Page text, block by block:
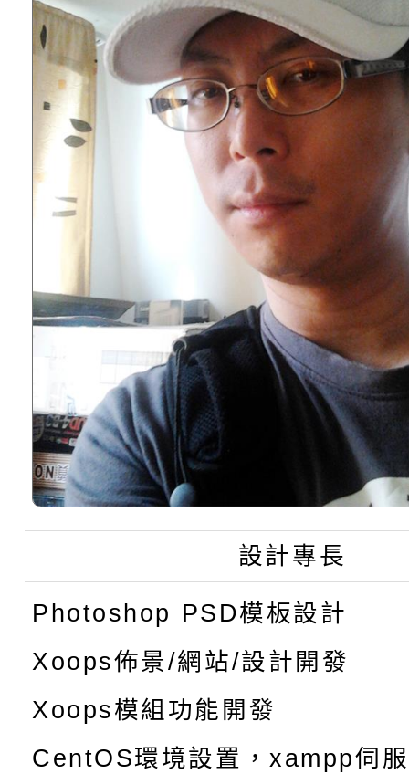
設計專長
Photoshop PSD模板設計
Xoops佈景/網站/設計開發
Xoops模組功能開發
CentOS環境設置，xampp伺